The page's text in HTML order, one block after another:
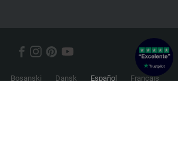
Bosanski Dansk Español
Français